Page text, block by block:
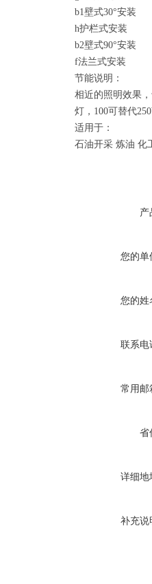
b1壁式30°安装
h护栏式安装
b2壁式90°安装
f法兰式安装
节能说明：
相近的照明效果
灯，100可替代
适用于：
石油开采 炼油 化
产
您的单
您的姓
联系电
常用邮
省
详细地
补充说